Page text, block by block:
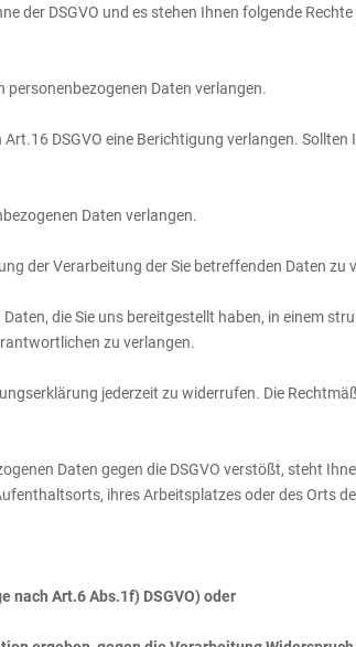
der DSGVO und es stehen Ihnen folgende
personenbezogenen Daten verlangen.
DSGVO eine Berichtigung verlangen.
Daten verlangen.
der Verarbeitung der Sie betreffenden Daten zu
die Sie uns bereitgestellt haben, in einem
zu verlangen.
jederzeit zu widerrufen. Die
Daten gegen die DSGVO verstößt, steht
ihres Arbeitsplatzes oder des Orts
nach Art.6 Abs.1f) DSGVO) oder